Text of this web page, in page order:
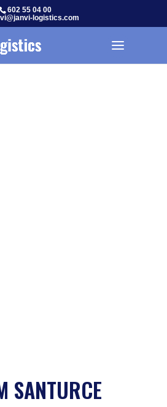
602 55 04 00
logistics.com
SANTURCE